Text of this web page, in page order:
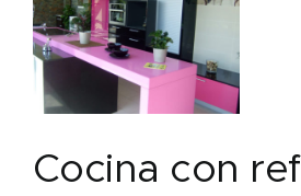
Cocina con